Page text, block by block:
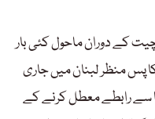
کے دوران ماحول کئی بار
پس منظر لبنان میں جاری
سے رابطے معطل کرنے کے